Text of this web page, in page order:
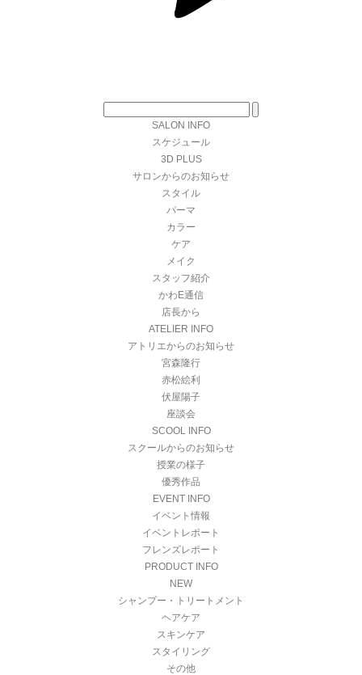
SALON INFO
スケジュール
3D PLUS
サロンからのお知らせ
スタイル
パーマ
カラー
ケア
メイク
スタッフ紹介
かわE通信
店長から
ATELIER INFO
アトリエからのお知らせ
宮森隆行
赤松絵利
伏屋陽子
座談会
SCOOL INFO
スクールからのお知らせ
授業の様子
優秀作品
EVENT INFO
イベント情報
イベントレポート
フレンズレポート
PRODUCT INFO
NEW
シャンプー・トリートメント
ヘアケア
スキンケア
スタイリング
その他